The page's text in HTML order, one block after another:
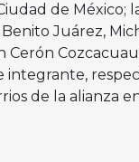
de México;
Juárez,
Cerón
integrante,
de la alianza